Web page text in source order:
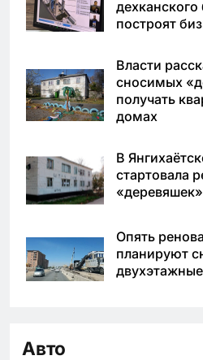
дехканского
построят
Власти
сносимых
получать
домах
В
стартовала
«деревяшек»
Опять
планируют
Авто